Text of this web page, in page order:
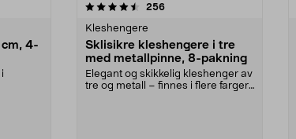
4-
256anmeldelser
Kleshengere
Sklisikre kleshengere i tre
med metallpinne, 8-pakning
Elegant og skikkelig kleshenger av
tre og metall – finnes i flere farger.
4.5av 5 stjerner